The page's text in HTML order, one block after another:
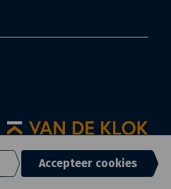
Accepteer cookies